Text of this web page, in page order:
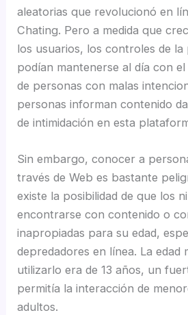
aleatorias que revolucionó en
Chating. Pero a medida que
los usuarios, los controles de
podían mantenerse al día con
de personas con malas
personas informan contenido
de intimidación en esta
Sin embargo, conocer a
través de Web es bastante
existe la posibilidad de que los
encontrarse con contenido o
inapropiadas para su edad,
depredadores en línea. La edad
utilizarlo era de 13 años, un
permitía la interacción de
adultos.